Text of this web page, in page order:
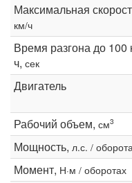
Максимальная
км/ч
Время разгона до 100
ч, сек
Двигатель
Рабочий объем, см3
Мощность, л.с. /
Момент, Н·м / оборотах